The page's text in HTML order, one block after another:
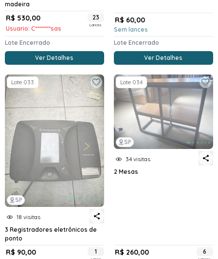
madeira
R$ 530,00
Usuario: C********sas
23
Lances
Lote Encerrado
Ver Detalhes
R$ 60,00
Sem lances
Lote Encerrado
Ver Detalhes
SP
Lote 033
18 visitas
3 Registradores eletrônicos de
ponto
R$ 90,00 1
SP
Lote 034
34 visitas
2 Mesas
R$ 260,00 6